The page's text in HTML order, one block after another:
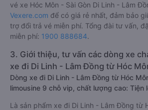
vé xe Hóc Môn - Sài Gòn Di Linh - Lâm
Vexere.com để có giá rẻ nhất, đảm bảo
trợ đổi trả vé miễn phí. Tổng đài tư vấn,
miễn phí: 1900 888684.
3. Giới thiệu, tư vấn các dòng xe
xe đi Di Linh - Lâm Đồng từ Hóc
Dòng xe đi Di Linh - Lâm Đồng từ Hóc
limousine 9 chỗ vip, chất lượng cao: Tiện
Là sản phẩm xe đi Di Linh - Lâm Đồng từ